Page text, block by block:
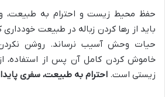
حفظ محیط زیست و احترام به طبیعت،
باید از رها کردن زباله در طبیعت
حیات وحش آسیب نرساند. روشن
خاموش کردن کامل آن پس از استفاده،
زیستی است. احترام به طبیعت، سفری